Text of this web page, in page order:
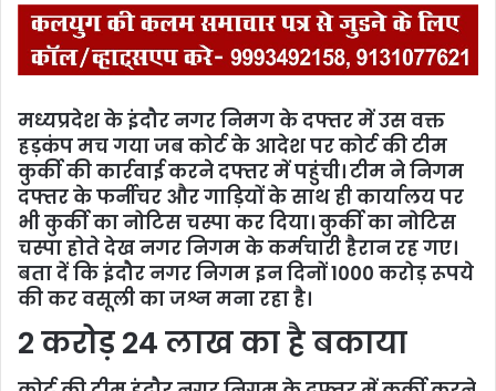
मध्यप्रदेशके इंदौर नगर निमग के दफ्तर में उस वक्त
हड़कंप मच गया जब कोर्ट के आदेश पर कोर्ट की टीम
कुर्की की कार्रवाई करने दफ्तर में पहुंची। टीम ने निगम
दफ्तर के फर्नीचर और गाड़ियों के साथ ही कार्यालय पर
भी कुर्की का नोटिस चस्पा कर दिया। कुर्की का नोटिस
चस्पा होते देख नगर निगम के कर्मचारी हैरान रह गए।
बता दें कि इंदौर नगर निगम इन दिनों 1000 करोड़ रूपये
की कर वसूली का जश्न मना रहा है।
2 करोड़ 24 लाख का है बकाया